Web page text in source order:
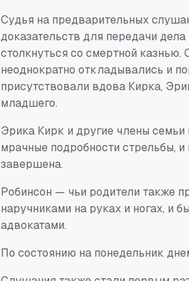
Судья на предварительных
доказательств для передачи
столкнуться со смертной
неоднократно откладывались и
присутствовали вдова Кирка,
младшего.
Эрика Кирк и другие члены семьи
мрачные подробности стрельбы, и
завершена.
Робинсон — чьи родители также
наручниками на руках и ногах, и
адвокатами.
По состоянию на понедельник